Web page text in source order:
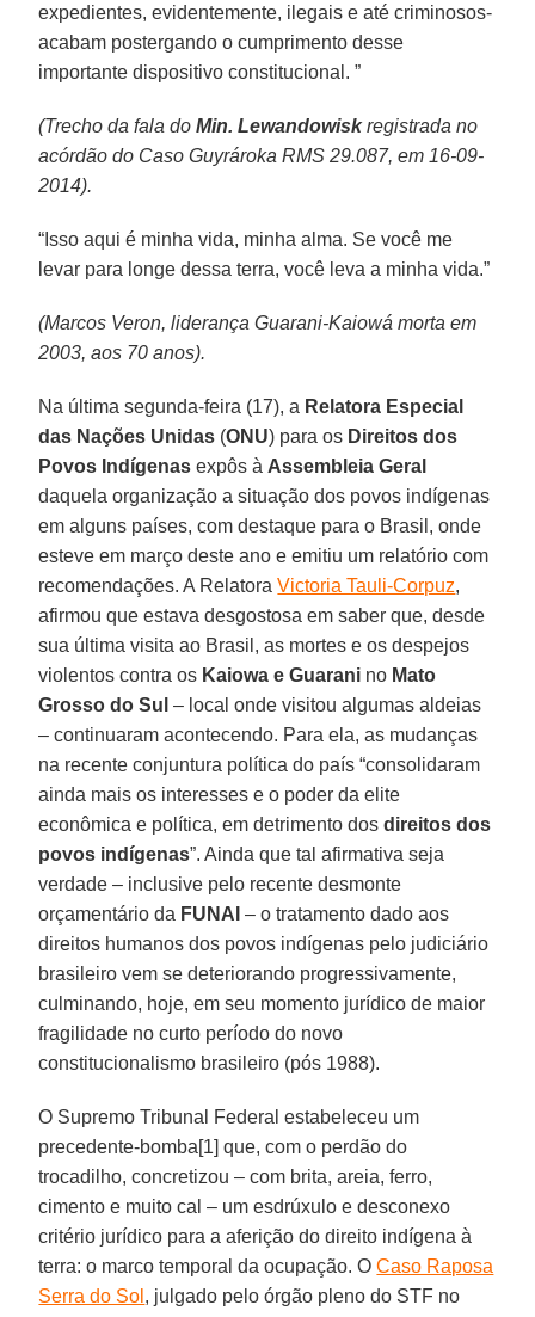
expedientes, evidentemente, ilegais e até criminosos-
acabam postergando o cumprimento desse
importante dispositivo constitucional. ”
(Trecho da fala doMin. Lewandowiskregistrada no
acórdão do Caso Guyrároka RMS 29.087, em 16-09-
2014).
“Isso aqui é minha vida, minha alma. Se você me
levar para longe dessa terra, você leva a minha vida.”
(Marcos Veron, liderança Guarani-Kaiowá morta em
2003, aos 70 anos).
Na última segunda-feira (17), a Relatora Especial
das Nações Unidas (ONU) para os Direitos dos
Povos Indígenas expôs à Assembleia Geral
daquela organização a situação dos povos indígenas
em alguns países, com destaque para o Brasil, onde
esteve em março deste ano e emitiu um relatório com
recomendações. A RelatoraVictoria Tauli-Corpuz,
afirmou que estava desgostosa em saber que, desde
sua última visita ao Brasil, as mortes e os despejos
violentos contra os Kaiowa e Guarani no Mato
Grosso do Sul – local onde visitou algumas aldeias
– continuaram acontecendo. Para ela, as mudanças
na recente conjuntura política do país “consolidaram
ainda mais os interesses e o poder da elite
econômica e política, em detrimento dosdireitos dos
povos indígenas”. Ainda que tal afirmativa seja
verdade – inclusive pelo recente desmonte
orçamentário da FUNAI – o tratamento dado aos
direitos humanos dos povos indígenas pelo judiciário
brasileiro vem se deteriorando progressivamente,
culminando, hoje, em seu momento jurídico de maior
fragilidade no curto período do novo
constitucionalismo brasileiro (pós 1988).
O Supremo Tribunal Federal estabeleceu um
precedente-bomba[1] que, com o perdão do
trocadilho, concretizou – com brita, areia, ferro,
cimento e muito cal – um esdrúxulo e desconexo
critério jurídico para a aferição do direito indígena à
terra: o marco temporal da ocupação. OCaso Raposa
Serra do Sol , julgado pelo órgão pleno do STF no